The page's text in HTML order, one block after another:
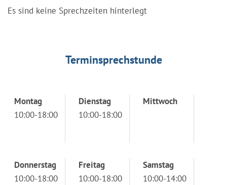
Es sind keine Sprechzeiten hinterlegt
Terminsprechstunde
Montag
10:00-18:00
Dienstag
10:00-18:00
Mittwoch
Donnerstag
10:00-18:00
Freitag
10:00-18:00
Samstag
10:00-14:00